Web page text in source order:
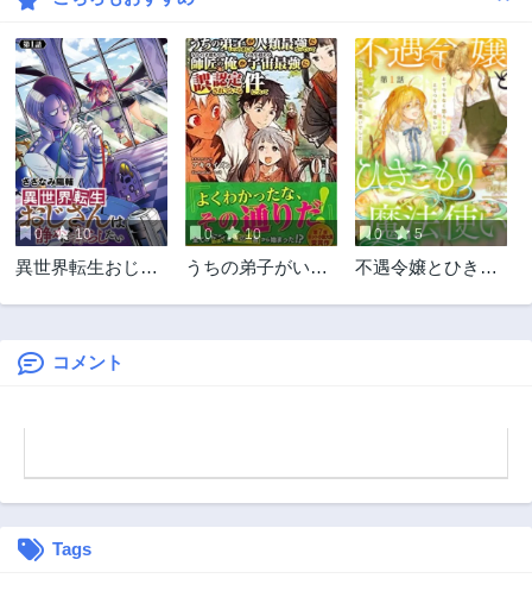
291話
3年前
290話
3年前
289話
3年前
288話
3年前
287話
3年前
286話
3年前
285話
3年前
284話
3年前
283話 282話
281話
275話
0 10
異世界転生おじさ
0 10
うちの弟子がいつ
んの才能もない師
0 5
不遇令嬢とひきこ
を目指します
コメント
Tags